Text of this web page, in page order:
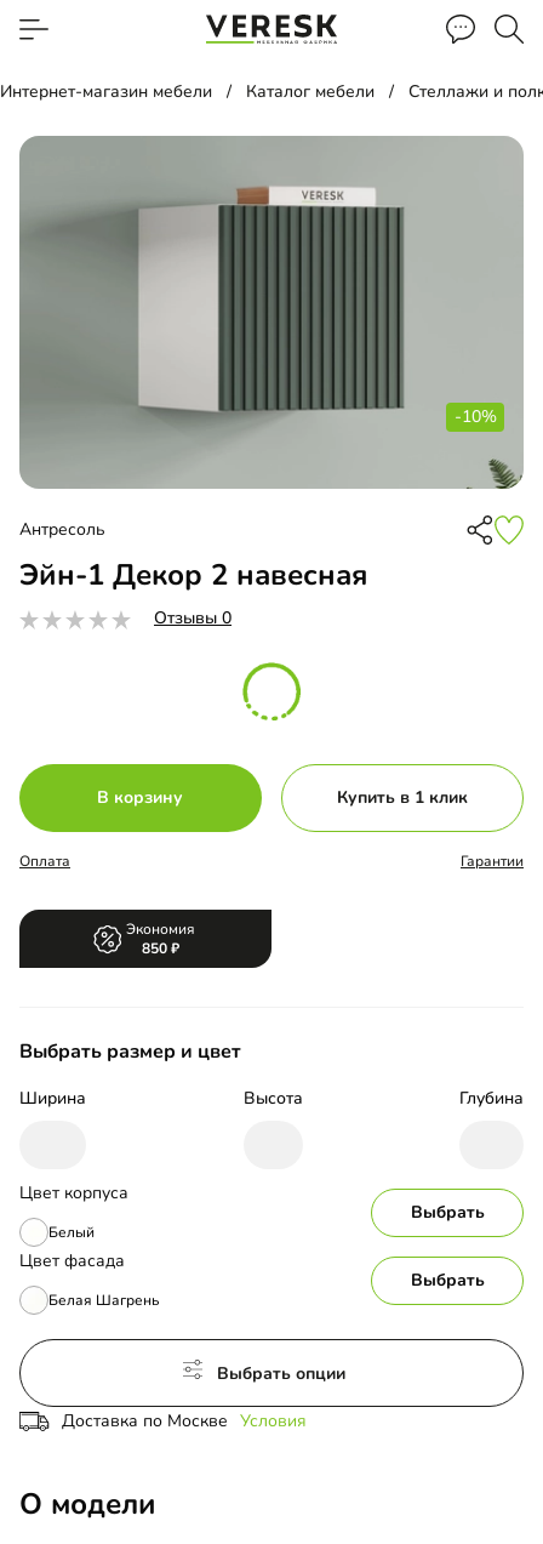
Интернет-магазин мебели Каталог мебели Стеллажи и
-10%
Антресоль
Эйн-1 Декор 2 навесная
Отзывы 0
В корзину Купить в 1 клик
Оплата Гарантии
Экономия
850
Выбрать размер и цвет
Ширина Высота Глубина
Цвет корпуса
Белый
Выбрать
Цвет фасада
Белая Шагрень
Выбрать
Выбрать опции
Доставка по Москве Условия
О модели